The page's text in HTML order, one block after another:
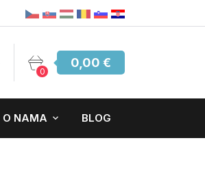
0
0,00 €
O NAMA BLOG